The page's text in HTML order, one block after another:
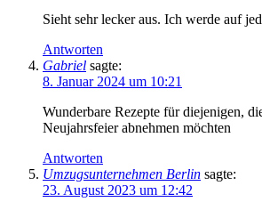
Sieht sehr lecker aus. Ich werde auf
Antworten
Gabriel sagte:
8. Januar 2024 um 10:21
Wunderbare Rezepte für diejenigen,
Neujahrsfeier abnehmen möchten
Antworten
Umzugsunternehmen Berlin sagte:
23. August 2023 um 12:42